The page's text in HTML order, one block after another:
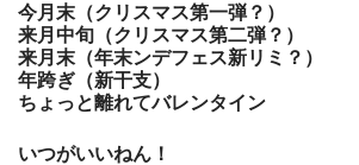
今月末（クリスマス第一弾？）
来月中旬（クリスマス第二弾？）
来月末（年末ンデフェス新リミ？）
年跨ぎ（新干支）
ちょっと離れてバレンタイン
いつがいいねん！